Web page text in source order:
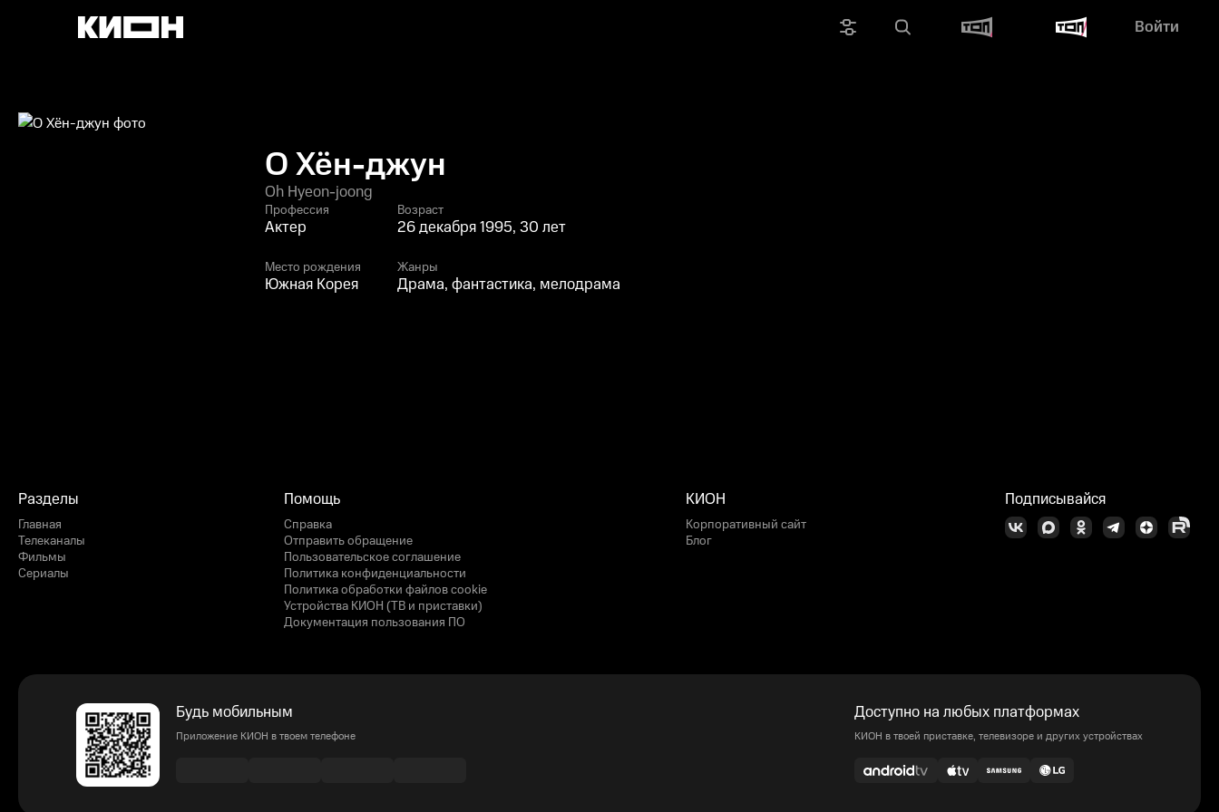
Войти
О Хён-джун
Oh Hyeon-joong
Профессия
Актер
Возраст
26 декабря 1995, 30 лет
Место рождения
Южная Корея
Жанры
Драма, фантастика, мелодрама
Разделы
Главная
Телеканалы
Фильмы
Сериалы
Помощь
Справка
Отправить обращение
Пользовательское соглашение
Политика конфиденциальности
Политика обработки файлов cookie
Устройства КИОН (ТВ и приставки)
Документация пользования ПО
КИОН
Корпоративный сайт
Блог
Подписывайся
Будь мобильным
Приложение КИОН в твоем телефоне
Доступно на любых платформах
КИОН в твоей приставке, телевизоре и других устройствах